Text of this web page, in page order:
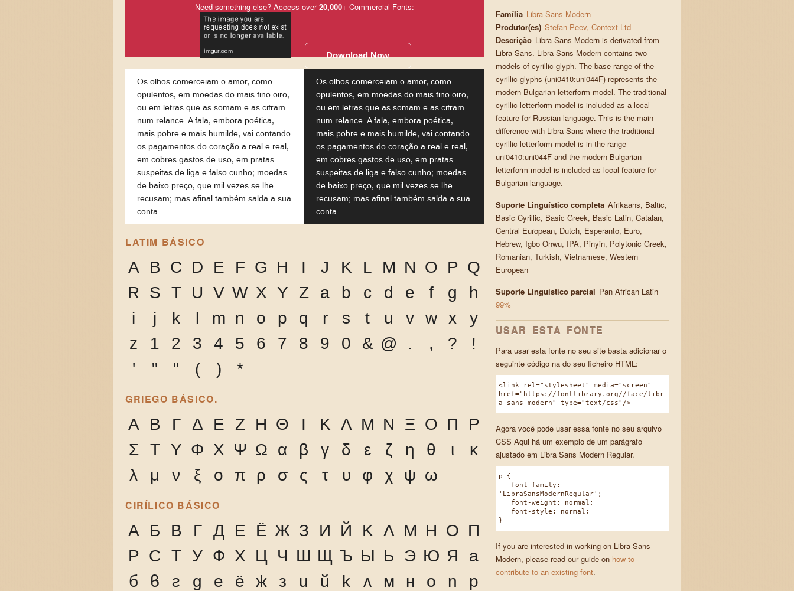
Need something else? Access over20,000+ Commercial Fonts:
Download Now
Os olhos comerceiam o amor, como
opulentos, em moedas do mais fino oiro,
ou em letras que as somam e as cifram
num relance. A fala, embora poética,
mais pobre e mais humilde, vai contando
os pagamentos do coração a real e real,
em cobres gastos de uso, em pratas
suspeitas de liga e falso cunho; moedas
de baixo preço, que mil vezes se lhe
recusam; mas afinal também salda a sua
conta.
Os olhos comerceiam o amor, como
opulentos, em moedas do mais fino oiro,
ou em letras que as somam e as cifram
num relance. A fala, embora poética,
mais pobre e mais humilde, vai contando
os pagamentos do coração a real e real,
em cobres gastos de uso, em pratas
suspeitas de liga e falso cunho; moedas
de baixo preço, que mil vezes se lhe
recusam; mas afinal também salda a sua
conta.
LATIM BÁSICO
A B C D E F G H I J K L M N O P Q
R S T U V W X Y Z a b c d e f g
h
i
j k l m n o p q r s t u v w x
y
z
1 2 3 4 5 6 7 8 9 0 & @ . , ?
!
'
" " ( ) *
GRIEGO BÁSICO.
Α Β Γ Δ Ε Ζ Η Θ Ι Κ Λ Μ Ν Ξ Ο Π
Ρ
Σ Τ Υ Φ Χ Ψ Ω α β γ δ ε ζ η θ ι
κ
λ
μ ν ξ ο π ρ σ ς τ υ φ χ ψ ω
CIRÍLICO BÁSICO
А Б В Г Д Е Ё Ж З И Й К Л М Н О П
Р С Т У Ф Х Ц Ч Ш Щ Ъ Ы Ь Э Ю Я
а
б
в г д е ё ж з и й к л м н о п
р
Família Libra Sans Modern
Produtor(es) Stefan Peev, Context Ltd
Descrição Libra Sans Modern is derivated from
Libra Sans. Libra Sans Modern contains two
models of cyrillic glyph. The base range of the
cyrillic glyphs (uni0410:uni044F) represents the
modern Bulgarian letterform model. The traditional
cyrillic letterform model is included as a local
feature for Russian language. This is the main
difference with Libra Sans where the traditional
cyrillic letterform model is in the range
uni0410:uni044F and the modern Bulgarian
letterform model is included as local feature for
Bulgarian language.
Suporte Linguístico completa Afrikaans, Baltic,
Basic Cyrillic, Basic Greek, Basic Latin, Catalan,
Central European, Dutch, Esperanto, Euro,
Hebrew, Igbo Onwu, IPA, Pinyin, Polytonic Greek,
Romanian, Turkish, Vietnamese, Western
European
Suporte Linguístico parcial Pan African Latin
99%
USAR ESTA FONTE
Para usar esta fonte no seu site basta adicionar o
seguinte código na do seu ficheiro HTML:
<link rel="stylesheet" media="screen"
href="https://fontlibrary.org//face/libr
a-sans-modern" type="text/css"/>
Agora você pode usar essa fonte no seu arquivo
CSS Aqui há um exemplo de um parágrafo
ajustado em Libra Sans Modern Regular.
p {
font-family:
'LibraSansModernRegular';
font-weight: normal;
font-style: normal;
}
If you are interested in working on Libra Sans
Modern, please read our guide on how to
contribute to an existing font.